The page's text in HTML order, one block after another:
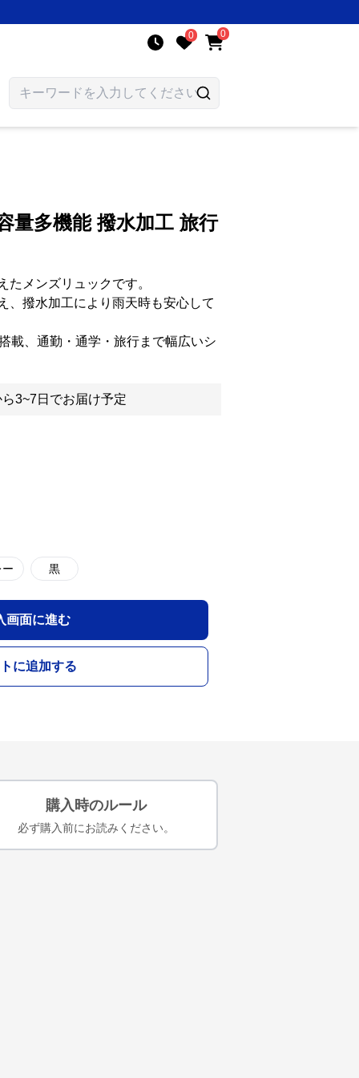
0 0
量多機能 撥水加工 旅行
たメンズリュックです。
、撥水加工により雨天時も安心して
載、通勤・通学・旅行まで幅広いシ
3~7日でお届け予定
黒
画面に進む
に追加する
購入時のルール
必ず購入前にお読みください。